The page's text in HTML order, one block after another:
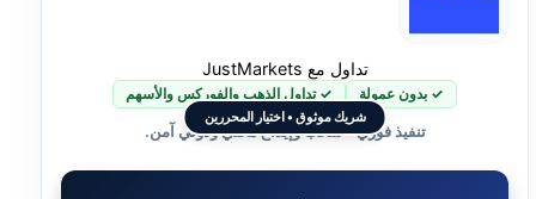
شريك موثوق • اختيار المحررين
تداول مع JustMarkets
✓ بدون عمولة ✓ تداول الذهب والفوركس والأسهم
تنفيذ فوري • سحب وإيداع محلي ودولي آمن.